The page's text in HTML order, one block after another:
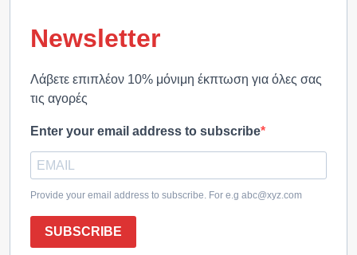
Newsletter
Λάβετε επιπλέον 10% μόνιμη έκπτωση για όλες σας
τις αγορές
Enter your email address to subscribe
Provide your email address to subscribe. For e.g abc@xyz.com
SUBSCRIBE